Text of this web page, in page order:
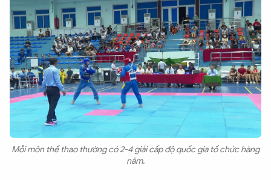
Chuyên trang An ninh thế giớiVăn nghệ Công an
Chuyên đề
Mỗi môn thể thao thường có 2-4 giải cấp độ quốc gia tổ chức hàng
năm.